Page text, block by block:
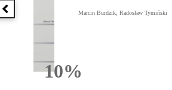
Poprzednia książka
10%Rabatu
Marcin Burdzik, Radosław Tymiński